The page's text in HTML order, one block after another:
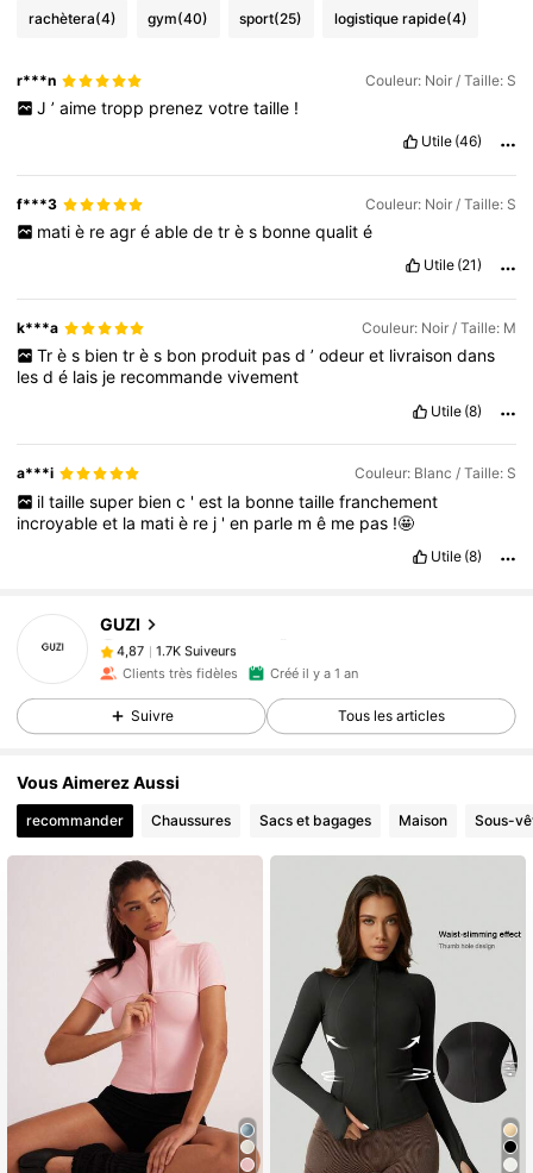
rachètera(4) gym(40) sport(25) logistique rapide(4)
r***n Couleur: Noir / Taille: S
J ’ aime tropp prenez votre taille !
Utile (46)
f***3 Couleur: Noir / Taille: S
mati è re agr é able de tr è s bonne qualit é
Utile (21)
k***a Couleur: Noir / Taille: M
Tr è s bien tr è s bon produit pas d ’ odeur et livraison dans
lesdé lais je recommandevivement
Utile (8)
a***i Couleur: Blanc / Taille: S
il taille super bien c ' est la bonne taille franchement
incroyableet la matiè re j 'en parle mê me pas !🤩
Utile (8)
GUZI
4,87 1.7K Suiveurs
Clients très fidèles Créé il y a 1 an
Suivre Tous les articles
Vous Aimerez Aussi
recommander Chaussures Sacs et bagages Maison Sous-